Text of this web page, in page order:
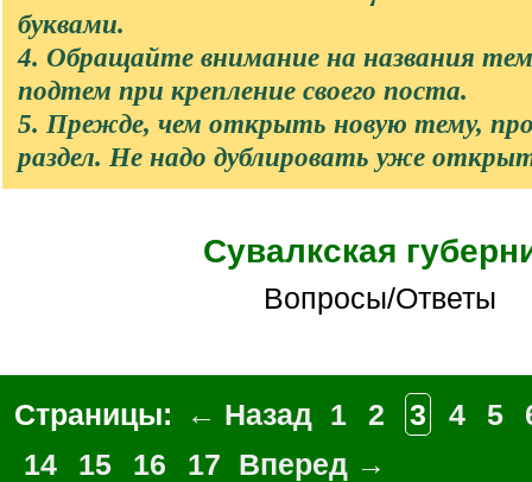
буквами.
4. Обращайте внимание на названия
подтем при крепление своего поста.
5. Прежде, чем открыть новую тему,
раздел. Не надо дублировать уже
Сувалкская
Вопросы/Ответы
Страницы: ← Назад 1 2 3 4 5
14
15 16 17 Вперед →